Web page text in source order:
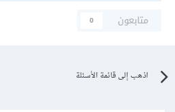
متابعون
0
اذهب إلى قائمة الأسئلة